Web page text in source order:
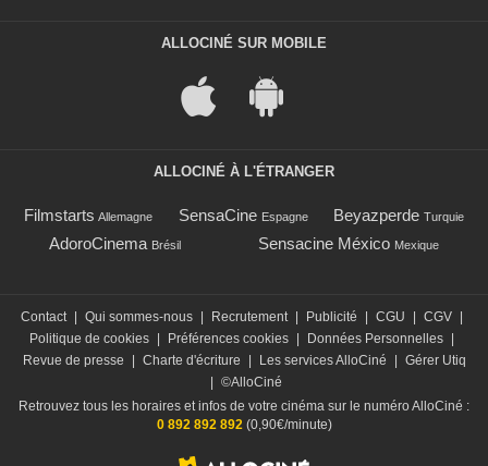
ALLOCINÉ SUR MOBILE
ALLOCINÉ À L'ÉTRANGER
Filmstarts Allemagne SensaCine Espagne Beyazperde Turquie
AdoroCinema Brésil Sensacine México Mexique
Contact | Qui sommes-nous | Recrutement | Publicité | CGU | CGV |
Politique de cookies | Préférences cookies | Données Personnelles |
Revue de presse
| Charte d'écriture | Les services AlloCiné | Gérer Utiq
| ©AlloCiné
Retrouvez tous les horaires et infos de votre cinéma sur le numéro AlloCiné :
0 892 892 892(0,90€/minute)